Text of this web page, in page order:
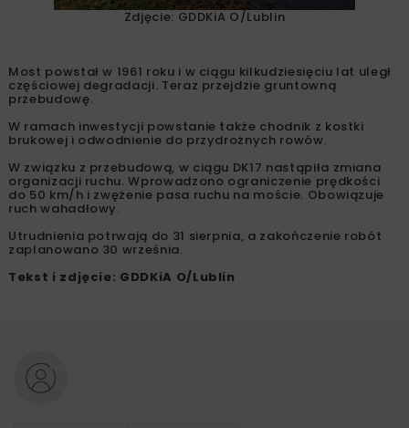
Zdjęcie: GDDKiA O/Lublin
Most powstał w 1961 roku i w ciągu kilkudziesięciu lat uległ
częściowej degradacji. Teraz przejdzie gruntowną
przebudowę.
W ramach inwestycji powstanie także chodnik z kostki
brukowej i odwodnienie do przydrożnych rowów.
W związku z przebudową, w ciągu DK17 nastąpiła zmiana
organizacji ruchu. Wprowadzono ograniczenie prędkości
do 50 km/h i zwężenie pasa ruchu na moście. Obowiązuje
ruch wahadłowy.
Utrudnienia potrwają do 31 sierpnia, a zakończenie robót
zaplanowano 30 września.
Tekst i zdjęcie: GDDKiA O/Lublin